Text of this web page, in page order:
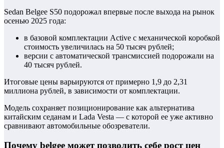
Sedan Belgee S50 подорожал впервые после выхода на рынок
осенью 2025 года:
в базовой комплектации Active с механической коробкой
стоимость увеличилась на 50 тысяч рублей;
версии с автоматической трансмиссией подорожали на
40 тысяч рублей.
Итоговые цены варьируются от примерно 1,9 до 2,31
миллиона рублей, в зависимости от комплектации.
Модель сохраняет позиционирование как альтернатива
китайским седанам и Lada Vesta — с которой ее уже активно
сравнивают автомобильные обозреватели.
Почему belgee может позволить себе рост цен